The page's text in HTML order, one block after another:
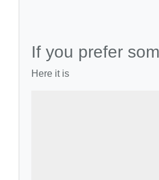
If you prefer
Here it is